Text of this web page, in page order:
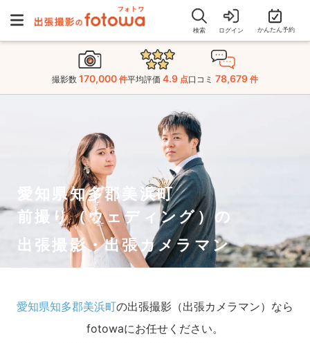
検索 ログイン かんたん予約
撮影数 170,000 件平均評価 4.9 点口コミ 78,679 件
愛知県知多郡美浜町
前撮り（ウェディング）の
出張撮影・出張カメラマン
愛知県知多郡美浜町の出張撮影（出張カメラマン）なら
fotowaにお任せください。